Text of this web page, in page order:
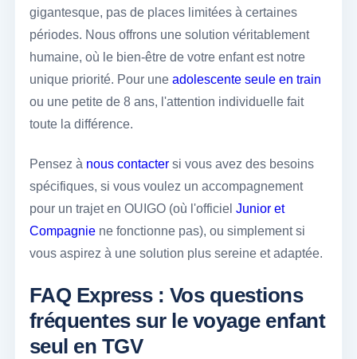
gigantesque, pas de places limitées à certaines
périodes. Nous offrons une solution véritablement
humaine, où le bien-être de votre enfant est notre
unique priorité. Pour une adolescente seule en train
ou une petite de 8 ans, l'attention individuelle fait
toute la différence.
Pensez à nous contactersi vous avez des besoins
spécifiques, si vous voulez un accompagnement
pour un trajet en OUIGO (où l'officiel Junior et
Compagniene fonctionne pas), ou simplement si
vous aspirez à une solution plus sereine et adaptée.
FAQ Express : Vos questions
fréquentes sur le voyage enfant
seul en TGV